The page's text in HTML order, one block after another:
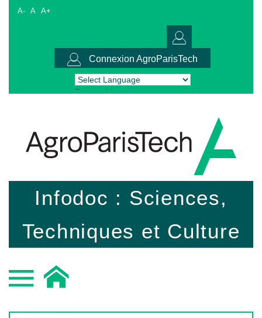
A- A A+
Connexion AgroParisTech
Powered by Translate
Infodoc : Sciences,
Techniques et Culture